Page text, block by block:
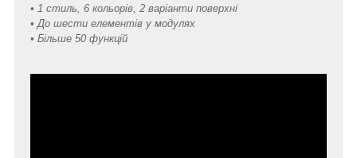
• 1 стиль, 6 кольорів, 2 варіанти поверхні
• До шести елементів у модулях
• Більше 50 функцій